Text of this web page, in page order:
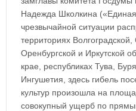
Надежда Школкина
чрезвычайной ситуации
территориях
Оренбургской и Иркутской
крае, республиках Тува,
Ингушетия, здесь гибель
культур произошла на
совокупный ущерб по